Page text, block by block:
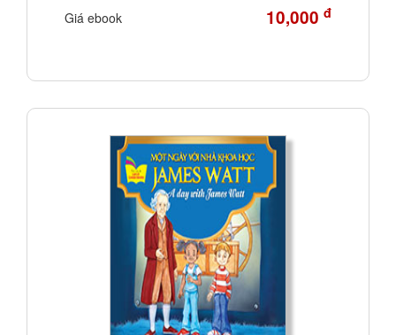
Giá ebook
10,000 đ